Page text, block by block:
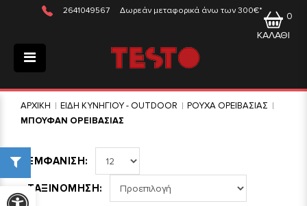
2641049567 Δωρεάν μεταφορικά άνω των 300€*
ΚΑΛΑΘΙ
0
ΑΡΧΙΚΗ ΕΙΔΗ ΚΥΝΗΓΙΟΥ - OUTDOOR
ΡΟΥΧΑ ΟΡΕΙΒΑΣΙΑΣ
ΜΠΟΥΦΑΝ ΟΡΕΙΒΑΣΙΑΣ
ΕΜΦΑΝΙΣΗ:
ΤΑΞΙΝΟΜΗΣΗ:
Προσβασιμότητα